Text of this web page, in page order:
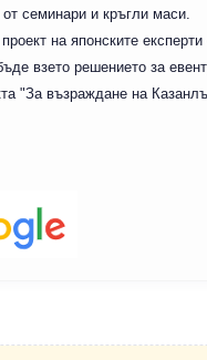
семинари и кръгли маси.
на японските
взето решението за
"За възраждане на